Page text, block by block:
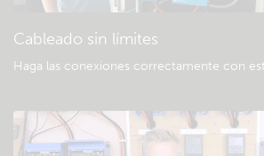
Descargas generales y
Cableado sin límites
Haga las conexiones correctamente con